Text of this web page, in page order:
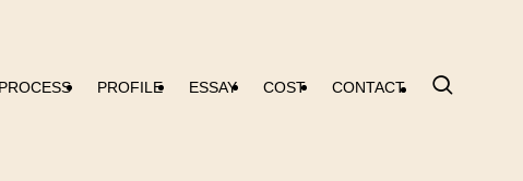
PROCESS PROFILE ESSAY COST CONTACT